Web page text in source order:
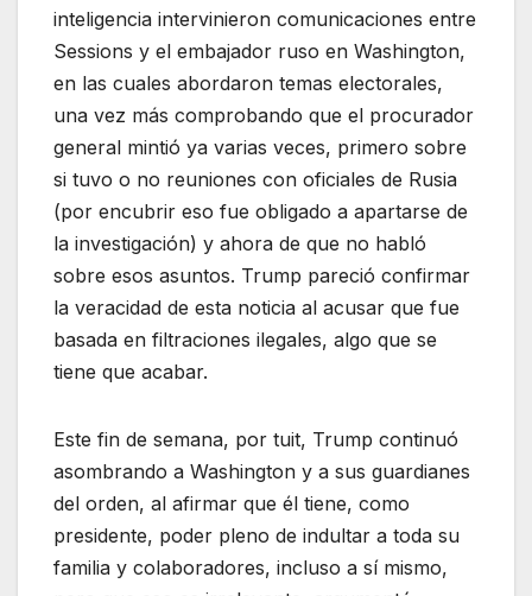
inteligencia intervinieron comunicaciones entre
Sessions y el embajador ruso en Washington,
en las cuales abordaron temas electorales,
una vez más comprobando que el procurador
general mintió ya varias veces, primero sobre
si tuvo o no reuniones con oficiales de Rusia
(por encubrir eso fue obligado a apartarse de
la investigación) y ahora de que no habló
sobre esos asuntos. Trump pareció confirmar
la veracidad de esta noticia al acusar que fue
basada en filtraciones ilegales, algo que se
tiene que acabar.
Este fin de semana, por tuit, Trump continuó
asombrando a Washington y a sus guardianes
del orden, al afirmar que él tiene, como
presidente, poder pleno de indultar a toda su
familia y colaboradores, incluso a sí mismo,